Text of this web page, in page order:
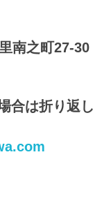
南之町27-30
合は折り返し